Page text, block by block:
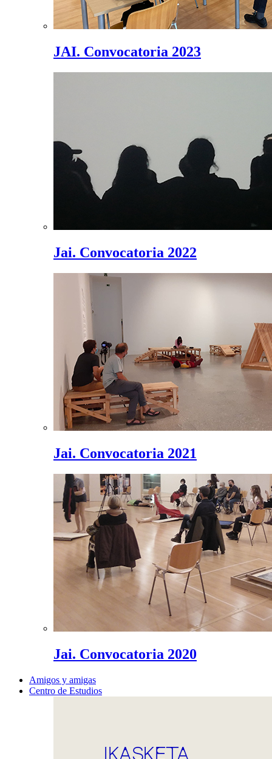
JAI. Convocatoria 2023
Jai. Convocatoria 2022
Jai. Convocatoria 2021
Jai. Convocatoria 2020
Amigos y amigas
Centro de Estudios